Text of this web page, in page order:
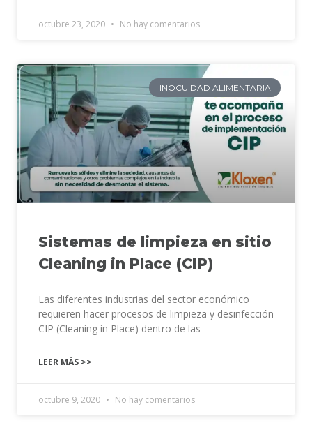
octubre 23, 2020 No hay comentarios
INOCUIDAD ALIMENTARIA
Sistemas de limpieza en sitio
Cleaning in Place (CIP)
Las diferentes industrias del sector económico
requieren hacer procesos de limpieza y desinfección
CIP (Cleaning in Place) dentro de las
LEER MÁS >>
octubre 9, 2020 No hay comentarios